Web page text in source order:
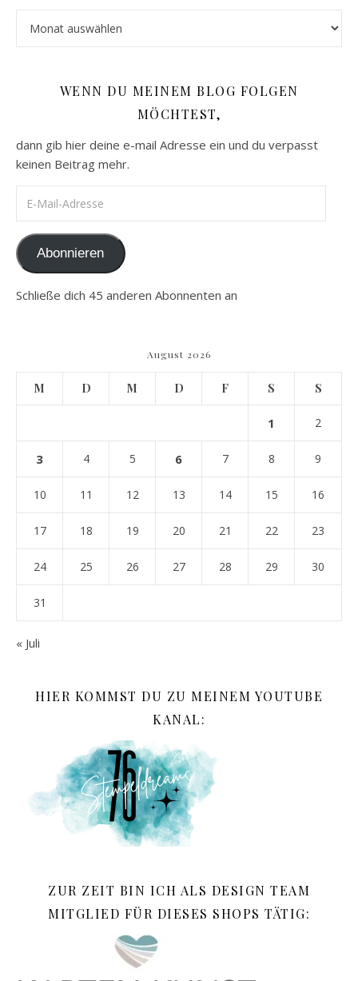
WENN DU MEINEM BLOG FOLGEN
MÖCHTEST,
dann gib hier deine e-mail Adresse ein und du verpasst
keinen Beitrag mehr.
Abonnieren
Schließe dich 45 anderen Abonnenten an
August 2026
M D M D F S S
1 2
3 4 5 6 7 8 9
10 11 12 13 14 15 16
17 18 19 20 21 22 23
24 25 26 27 28 29 30
31
« Juli
HIER KOMMST DU ZU MEINEM YOUTUBE
KANAL:
ZUR ZEIT BIN ICH ALS DESIGN TEAM
MITGLIED FÜR DIESES SHOPS TÄTIG: